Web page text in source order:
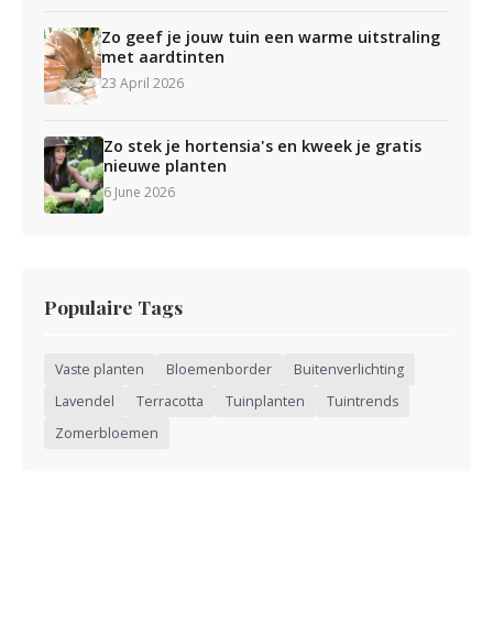
Zo geef je jouw tuin een warme uitstraling
met aardtinten
23 April 2026
Zo stek je hortensia's en kweek je gratis
nieuwe planten
6 June 2026
Populaire Tags
Vaste planten Bloemenborder
Buitenverlichting
Lavendel
Terracotta Tuinplanten
Tuintrends
Zomerbloemen